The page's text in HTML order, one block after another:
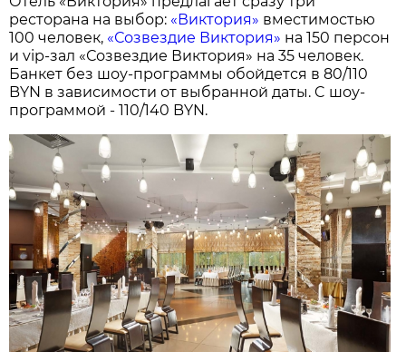
ресторана на выбор: «Виктория» вместимостью
100 человек, «Созвездие Виктория» на 150 персон
и vip-зал «Созвездие Виктория» на 35 человек.
Банкет без шоу-программы обойдется в 80/110
BYN в зависимости от выбранной даты. C шоу-
программой - 110/140 BYN.